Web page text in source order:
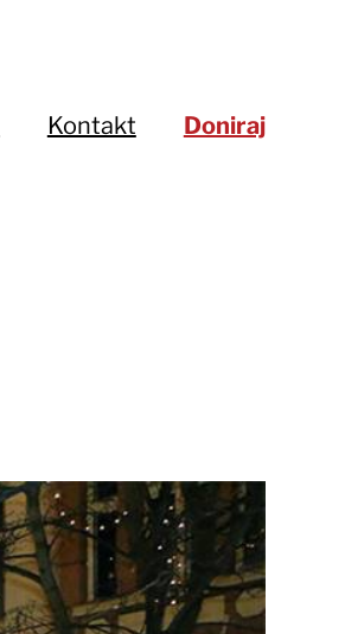
Kontakt Doniraj